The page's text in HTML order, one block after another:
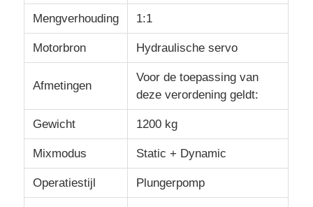
Contacteer ons
nieuws
Alle Gevallen
Vraag een offerte aan
LSR-spuitgietmachine
Mengverhouding 1:1
Motorbron Hydraulische servo
Afmetingen
Voor de toepassing van
deze verordening geldt:
Gewicht 1200 kg
Mixmodus Static + Dynamic
Operatiestijl Plungerpomp